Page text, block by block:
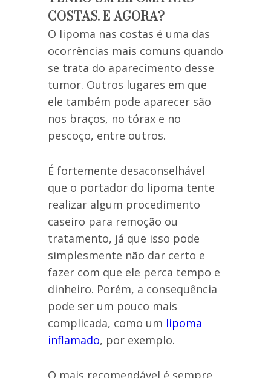
COSTAS. E AGORA?
O lipoma nas costas é uma das
ocorrências mais comuns quando
se trata do aparecimento desse
tumor. Outros lugares em que
ele também pode aparecer são
nos braços, no tórax e no
pescoço, entre outros.
É fortemente desaconselhável
que o portador do lipoma tente
realizar algum procedimento
caseiro para remoção ou
tratamento, já que isso pode
simplesmente não dar certo e
fazer com que ele perca tempo e
dinheiro. Porém, a consequência
pode ser um pouco mais
complicada, como um lipoma
inflamado, por exemplo.
O mais recomendável é sempre